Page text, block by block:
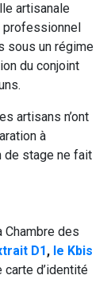
artisanale
professionnel
sous un régime
du conjoint
artisans n’ont
à
de stage ne fait
des
D1, le Kbis
carte d’identité